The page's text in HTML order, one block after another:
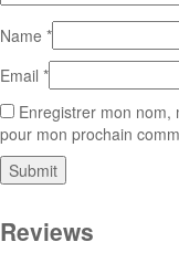
Name *
Email *
Enregistrer mon nom,
pour mon prochain
Reviews